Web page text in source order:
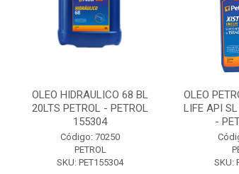
OLEO HIDRAULICO 68 BL
20LTS PETROL - PETROL
155304
Código: 70250
PETROL
SKU: PET155304
OLEO
LIFE API
-
SKU: